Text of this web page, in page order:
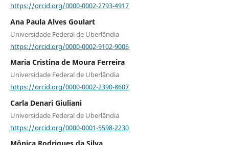
https://orcid.org/0000-0002-2793-4917
Ana Paula Alves Goulart
Universidade Federal de Uberlândia
https://orcid.org/0000-0002-9102-9006
Maria Cristina de Moura Ferreira
Universidade Federal de Uberlândia
https://orcid.org/0000-0002-2390-8607
Carla Denari Giuliani
Universidade Federal de Uberlândia
https://orcid.org/0000-0001-5598-2230